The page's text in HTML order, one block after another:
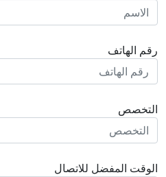
رقم الهاتف
التخصص
الوقت المفضل للاتصال